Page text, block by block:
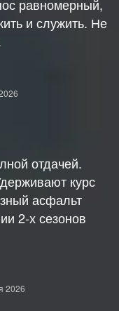
равномерный,
и служить. Не
отдачей.
курс
асфальт
2-х сезонов
2026